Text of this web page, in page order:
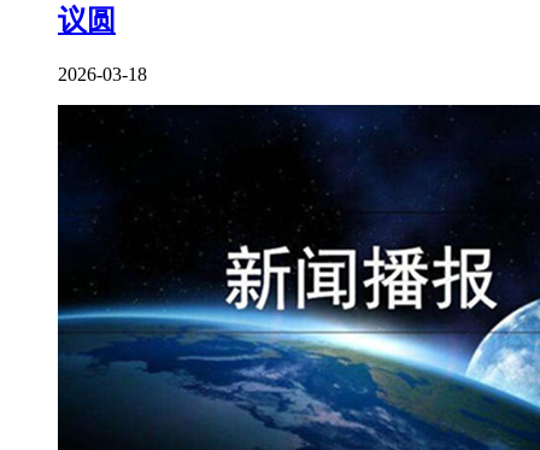
议圆
2026-03-18